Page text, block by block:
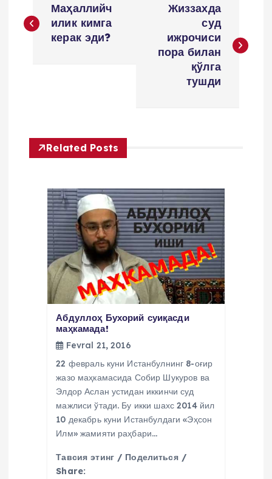
o
e
Маҳаллийч
илик кимга
керак эди?
Жиззахда
суд
ижрочиси
пора билан
қўлга
тушди
Related Posts
Абдуллоҳ Бухорий суиқасди
маҳкамада!
Fevral 21, 2016
22 февраль куни Истанбулнинг 8-оғир
жазо маҳкамасида Собир Шукуров ва
Элдор Аслан устидан иккинчи суд
мажлиси ўтади. Бу икки шахс 2014 йил
10 декабрь куни Истанбулдаги «Эҳсон
Илм» жамияти раҳбари…
Тавсия этинг / Поделиться /
Share: